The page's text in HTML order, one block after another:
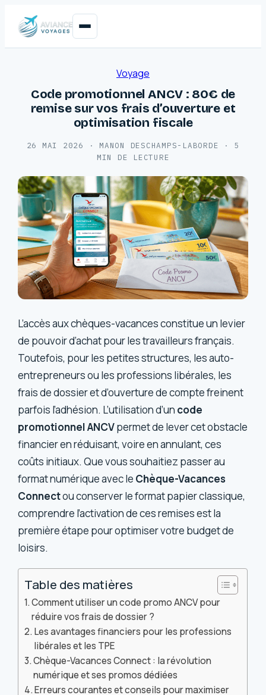
Voyage
Code promotionnel ANCV : 80€ de
remise sur vos frais d’ouverture et
optimisation fiscale
26 MAI 2026 · MANON DESCHAMPS-LABORDE ·
5
MIN DE LECTURE
L’accès aux chèques-vacances constitue un levier
de pouvoir d’achat pour les travailleurs français.
Toutefois, pour les petites structures, les auto-
entrepreneurs ou les professions libérales, les
frais de dossier et d’ouverture de compte freinent
parfois l’adhésion. L’utilisation d’un code
promotionnel ANCVpermet de lever cet obstacle
financier en réduisant, voire en annulant, ces
coûts initiaux. Que vous souhaitiez passer au
format numérique avec le Chèque-Vacances
Connectou conserver le format papier classique,
comprendre l’activation de ces remises est la
première étape pour optimiser votre budget de
loisirs.
Table des matières
Comment utiliser un code promo ANCV pour
réduire vos frais de dossier ?
Les avantages financiers pour les professions
libérales et les TPE
Chèque-Vacances Connect : la révolution
numérique et ses promos dédiées
Erreurs courantes et conseils pour maximiser